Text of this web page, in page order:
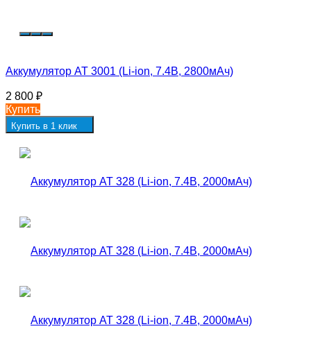
Аккумулятор AT 3001 (Li-ion, 7.4В, 2800мАч)
2 800 ₽
Купить
Купить в 1 клик